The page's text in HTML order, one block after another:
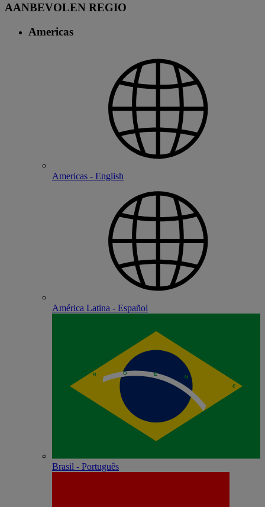
AANBEVOLEN REGIO
Americas
Americas - English
América Latina - Español
Brasil - Português